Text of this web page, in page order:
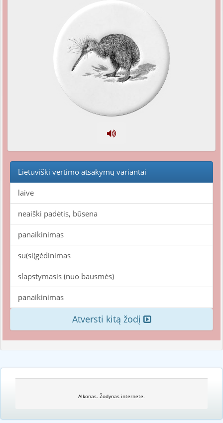
Lietuviški vertimo atsakymų variantai
laive
neaiški padėtis, būsena
panaikinimas
su(si)gėdinimas
slapstymasis (nuo bausmės)
panaikinimas
Atversti kitą žodį
Alkonas. Žodynas internete.